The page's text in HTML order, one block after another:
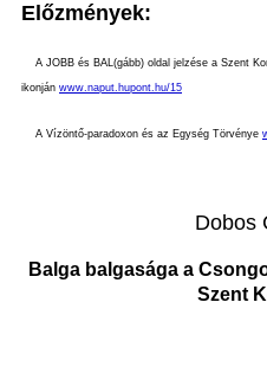
Előzmények:
A JOBB és BAL(gább) oldal jelzése a Szent
ikonján www.naput.hupont.hu/15
A Vízöntő-paradoxon és az Egység Törvénye
Dobos
Balga balgasága a
Szent